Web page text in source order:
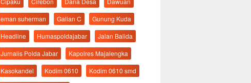
eman suherman
Galian C
Gunung Kuda
Headline
Humaspoldajabar
Jalan Balida
Jurnalis Polda Jabar
Kapolres Majalengka
Kasokandel
Kodim 0610
Kodim 0610 smd